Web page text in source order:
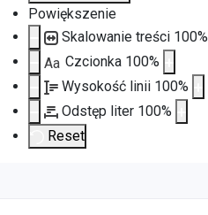
Powiększenie
Skalowanie treści 100%
Aa Czcionka 100%
Wysokość linii 100%
Odstęp liter 100%
Reset